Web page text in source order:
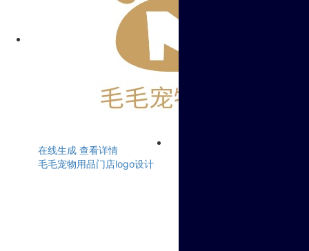
在线生成 查看详情
毛毛宠物用品门店logo设计